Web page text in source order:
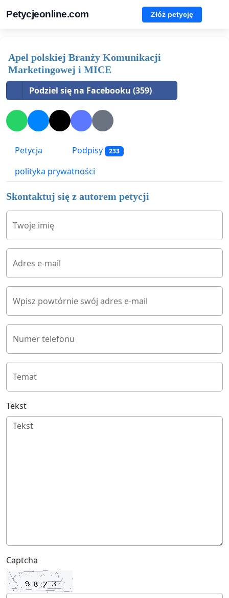
Petycjeonline.com Złóż petycję
Apel polskiej Branży Komunikacji
Marketingowej i MICE
Podziel się na Facebooku (359)
Petycja Podpisy 233
polityka prywatności
Skontaktuj się z autorem petycji
Twoje imię
Adres e-mail
Wpisz powtórnie swój adres e-mail
Numer telefonu
Temat
Tekst
Captcha